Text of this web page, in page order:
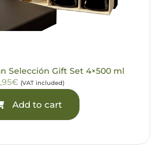
Selección Gift Set 4×500 ml
(VAT included)
Add to cart